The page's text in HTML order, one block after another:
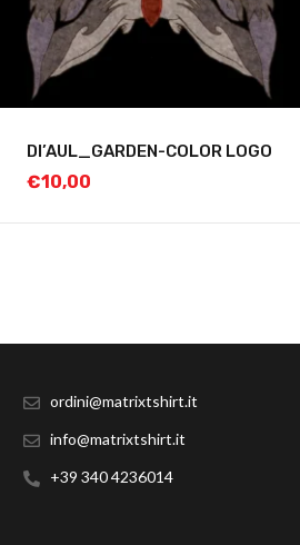
DI’AUL_GARDEN-COLOR LOGO
€10,00
ordini@matrixtshirt.it
info@matrixtshirt.it
+39 340 4236014